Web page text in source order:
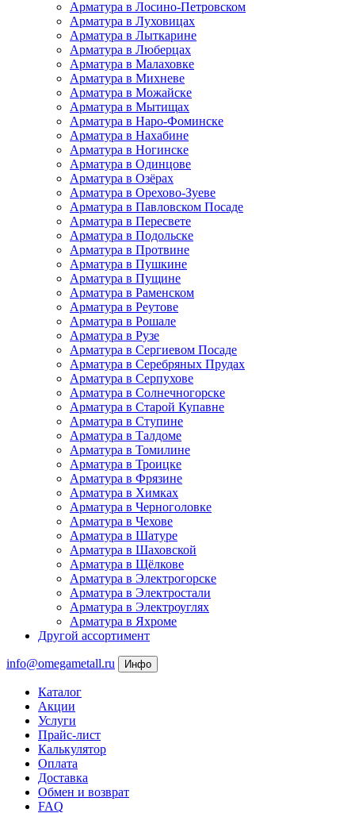
Арматура в Лосино-Петровском
Арматура в Луховицах
Арматура в Лыткарине
Арматура в Люберцах
Арматура в Малаховке
Арматура в Михневе
Арматура в Можайске
Арматура в Мытищах
Арматура в Наро-Фоминске
Арматура в Нахабине
Арматура в Ногинске
Арматура в Одинцове
Арматура в Озёрах
Арматура в Орехово-Зуеве
Арматура в Павловском Посаде
Арматура в Пересвете
Арматура в Подольске
Арматура в Протвине
Арматура в Пушкине
Арматура в Пущине
Арматура в Раменском
Арматура в Реутове
Арматура в Рошале
Арматура в Рузе
Арматура в Сергиевом Посаде
Арматура в Серебряных Прудах
Арматура в Серпухове
Арматура в Солнечногорске
Арматура в Старой Купавне
Арматура в Ступине
Арматура в Талдоме
Арматура в Томилине
Арматура в Троицке
Арматура в Фрязине
Арматура в Химках
Арматура в Черноголовке
Арматура в Чехове
Арматура в Шатуре
Арматура в Шаховской
Арматура в Щёлкове
Арматура в Электрогорске
Арматура в Электростали
Арматура в Электроуглях
Арматура в Яхроме
Другой ассортимент
info@omegametall.ru Инфо
Каталог
Акции
Услуги
Прайс-лист
Калькулятор
Оплата
Доставка
Обмен и возврат
FAQ